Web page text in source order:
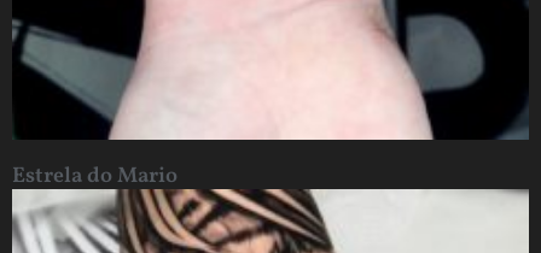
Estrela do Mario